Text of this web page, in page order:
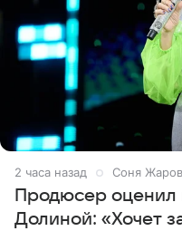
2 часа назад Соня
Продюсер оценил
Долиной: «Хочет